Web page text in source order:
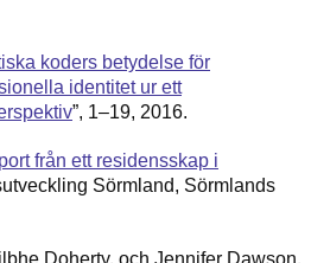
koders betydelse för
identitet ur ett
”, 1–19, 2016.
från ett residensskap i
Sörmland, Sörmlands
Doherty, och Jennifer Dawson.